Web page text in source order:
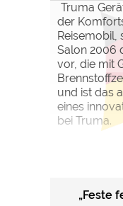
Truma
der
Reisemobil,
Salon 2006
vor, die mit
und ist das
eines
bei Truma.
„Feste